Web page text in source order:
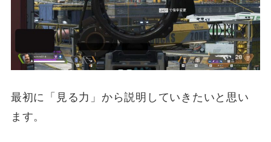
最初に「見る力」から説明していきたいと思い
ます。